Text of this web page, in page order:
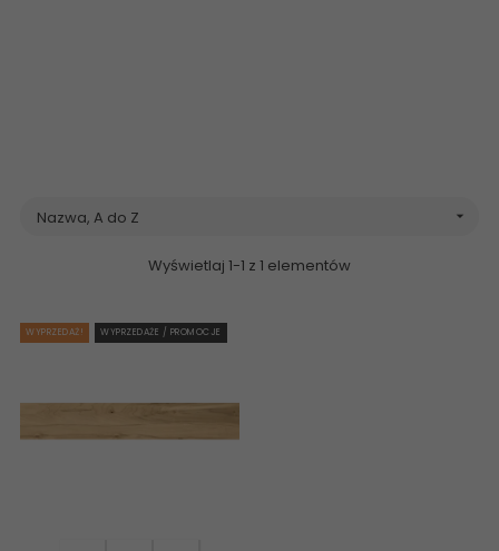
Nazwa, A do Z 
Wyświetlaj 1-1 z 1 elementów
WYPRZEDAŻ! WYPRZEDAŻE / PROMOCJE